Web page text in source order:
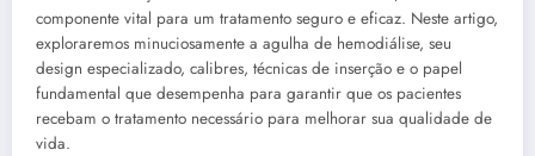
componente vital para um tratamento seguro e eficaz. Neste artigo,
exploraremos minuciosamente a agulha de hemodiálise, seu
design especializado, calibres, técnicas de inserção e o papel
fundamental que desempenha para garantir que os pacientes
recebam o tratamento necessário para melhorar sua qualidade de
vida.